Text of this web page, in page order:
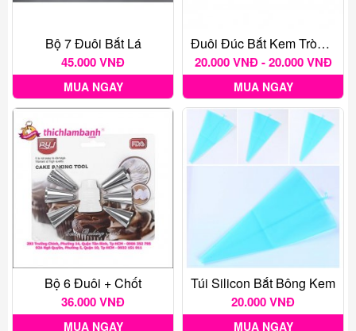
Bộ 7 Đuôi Bắt Lá
45.000 VNĐ
MUA NGAY
Đuôi Đúc Bắt Kem Tròn R2/3/4/6/8
20.000 VNĐ - 20.000 VNĐ
MUA NGAY
Bộ 6 Đuôi + Chốt
36.000 VNĐ
MUA NGAY
Túi Silicon Bắt Bông Kem
20.000 VNĐ
MUA NGAY